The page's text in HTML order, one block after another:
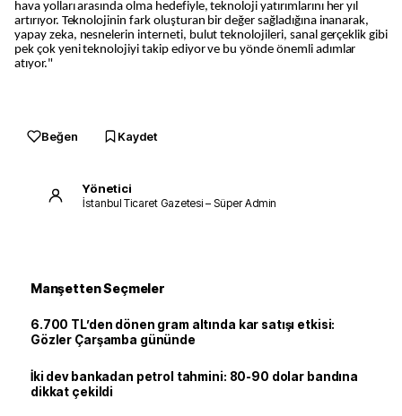
hava yolları arasında olma hedefiyle, teknoloji yatırımlarını her yıl
artırıyor. Teknolojinin fark oluşturan bir değer sağladığına inanarak,
yapay zeka, nesnelerin interneti, bulut teknolojileri, sanal gerçeklik gibi
pek çok yeni teknolojiyi takip ediyor ve bu yönde önemli adımlar
atıyor."
Beğen Kaydet
Yönetici
İstanbul Ticaret Gazetesi – Süper Admin
Manşetten Seçmeler
6.700 TL’den dönen gram altında kar satışı etkisi:
Gözler Çarşamba gününde
İki dev bankadan petrol tahmini: 80-90 dolar bandına
dikkat çekildi